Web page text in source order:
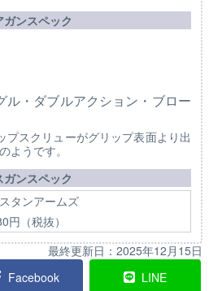
ガンスペック
ル・ダブルアクション・ブロー
プスクリューがグリップ表面より出
ようです。
ガンスペック
タンアームズ
円（税抜）
最終更新日： 2025年12月15日
Facebook LINE